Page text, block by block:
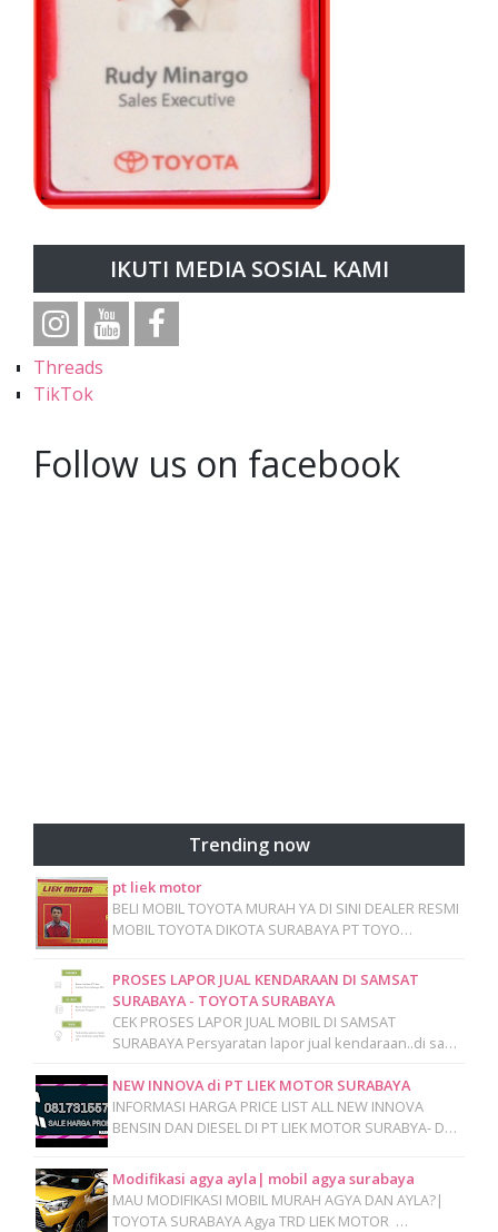
IKUTI MEDIA SOSIAL KAMI
Threads
TikTok
Follow us on facebook
Trending now
pt liek motor
BELI MOBIL TOYOTA MURAH YA DI SINI DEALER RESMI
MOBIL TOYOTA DIKOTA SURABAYA PT TOYO…
PROSES LAPOR JUAL KENDARAAN DI SAMSAT
SURABAYA - TOYOTA SURABAYA
CEK PROSES LAPOR JUAL MOBIL DI SAMSAT
SURABAYA Persyaratan lapor jual kendaraan..di sa…
NEW INNOVA di PT LIEK MOTOR SURABAYA
INFORMASI HARGA PRICE LIST ALL NEW INNOVA
BENSIN DAN DIESEL DI PT LIEK MOTOR SURABYA- D…
Modifikasi agya ayla| mobil agya surabaya
MAU MODIFIKASI MOBIL MURAH AGYA DAN AYLA?|
TOYOTA SURABAYA Agya TRD LIEK MOTOR …